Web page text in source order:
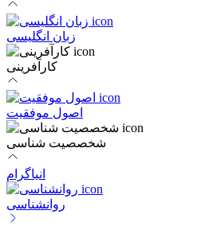
زبان انگلیسی
کارآفرینی
اصول موفقیت
شخصصیت شناسی
انیاگرام
روانشناسی